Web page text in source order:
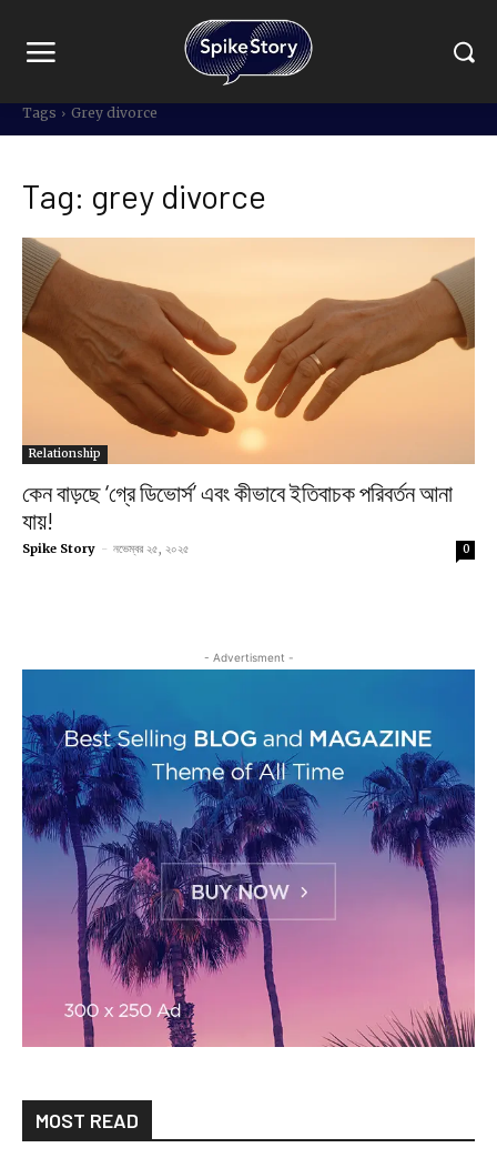
Tags Grey divorce
Tag: grey divorce
Relationship
কেন বাড়ছে ‘গ্রে ডিভোর্স’ এবং কীভাবে ইতিবাচক পরিবর্তন আনা
যায়!
Spike Story - নভেম্বর ২৫, ২০২৫ 0
- Advertisment -
MOST READ